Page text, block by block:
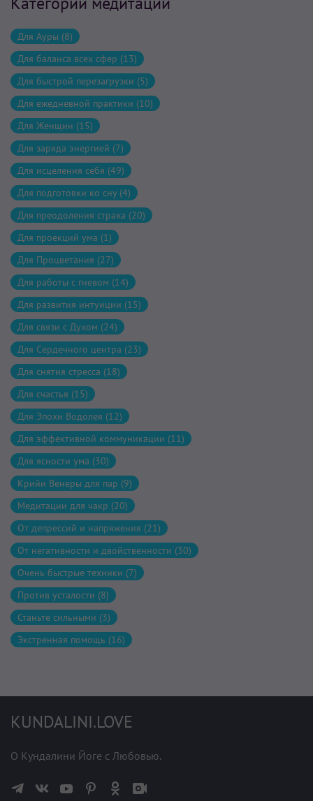
Для Ауры (8)
Для баланса всех сфер (13)
Для быстрой перезагрузки (5)
Для ежедневной практики (10)
Для Женщин (15)
Для заряда энергией (7)
Для исцеления себя (49)
Для подготовки ко сну (4)
Для преодоления страха (20)
Для проекций ума (1)
Для Процветания (27)
Для работы с гневом (14)
Для развития интуиции (15)
Для связи с Духом (24)
Для Сердечного центра (23)
Для снятия стресса (18)
Для счастья (15)
Для Эпохи Водолея (12)
Для эффективной коммуникации (11)
Для ясности ума (30)
Крийи Венеры для пар (9)
Медитации для чакр (20)
От депрессий и напряжения (21)
От негативности и двойственности (30)
Очень быстрые техники (7)
Против усталости (8)
Станьте сильными (3)
Экстренная помощь (16)
KUNDALINI.LOVE
О Кундалини Йоге с Любовью.